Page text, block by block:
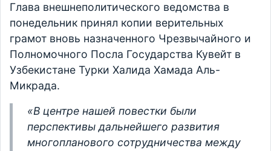
Глава внешнеполитического ведомства в
понедельник принял копии верительных
грамот вновь назначенного Чрезвычайного и
Полномочного Посла Государства Кувейт в
Узбекистане Турки Халида Хамада Аль-
Микрада.
«В центре нашей повестки были
перспективы дальнейшего развития
многопланового сотрудничества между